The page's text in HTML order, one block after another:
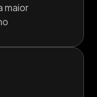
maior